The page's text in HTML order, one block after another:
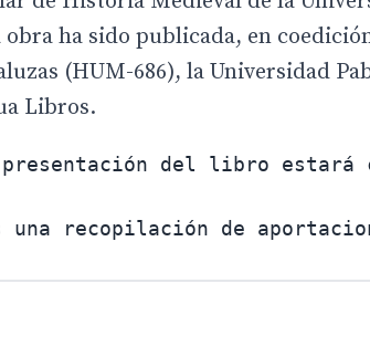
obra ha sido publicada, en
(HUM-686), la Universidad
Libros.
presentación del libro